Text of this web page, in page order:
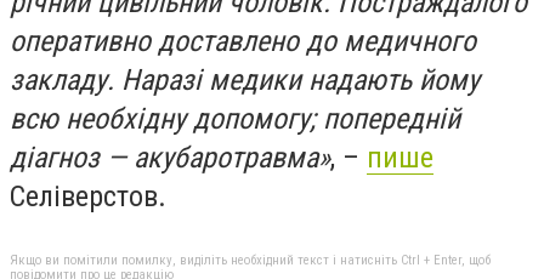
оперативно доставлено до медичного
закладу. Наразі медики надають йому
всю необхідну допомогу; попередній
діагноз — акубаротравма», – пише
Селіверстов.
Якщо ви помітили помилку, виділіть необхідний текст і натисніть Ctrl + Enter, щоб
повідомити про це редакцію